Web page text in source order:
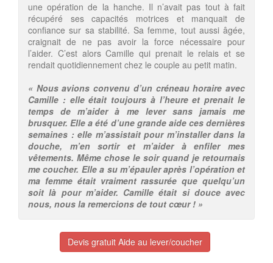
une opération de la hanche. Il n’avait pas tout à fait
récupéré ses capacités motrices et manquait de
confiance sur sa stabilité. Sa femme, tout aussi âgée,
craignait de ne pas avoir la force nécessaire pour
l’aider. C’est alors Camille qui prenait le relais et se
rendait quotidiennement chez le couple au petit matin.
« Nous avions convenu d’un créneau horaire avec
Camille : elle était toujours à l’heure et prenait le
temps de m’aider à me lever sans jamais me
brusquer. Elle a été d’une grande aide ces dernières
semaines : elle m’assistait pour m’installer dans la
douche, m’en sortir et m’aider à enfiler mes
vêtements. Même chose le soir quand je retournais
me coucher. Elle a su m’épauler après l’opération et
ma femme était vraiment rassurée que quelqu’un
soit là pour m’aider. Camille était si douce avec
nous, nous la remercions de tout cœur ! »
Devis gratuit Aide au lever/coucher